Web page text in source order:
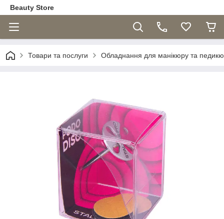
Beauty Store
Товари та послуги Обладнання для манікюру та